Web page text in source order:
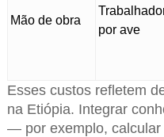
Mão de obra
por ave
Esses custos refletem
na Etiópia. Integrar
— por exemplo, calcular